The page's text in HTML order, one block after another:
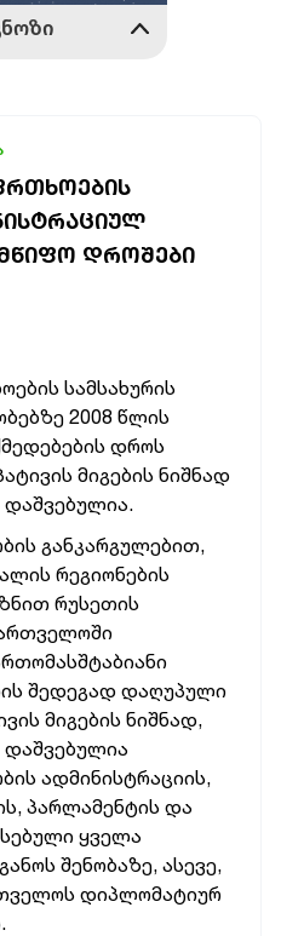
ᲓᲠᲝᲨᲔᲑᲘ
სამსახურის
2008 წლის
დროს
მიგებისნიშნად
განკარგულებით,
რეგიონების
რუსეთის
შედეგად დაღუპული
მიგების ნიშნად,
ადმინისტრაციის,
პარლამენტის და
ყველა
შენობაზე, ასევე,
დიპლომატიურ